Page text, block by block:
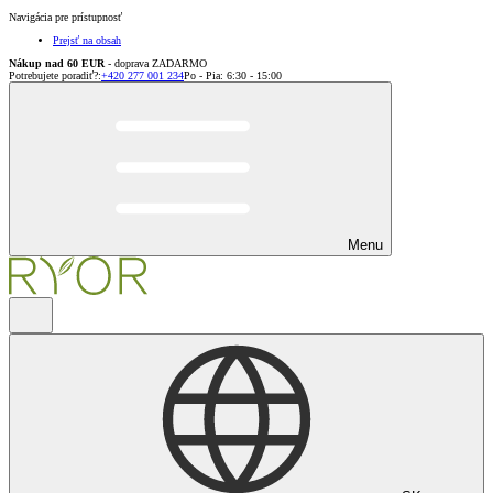
Navigácia pre prístupnosť
Prejsť na obsah
Nákup nad 60 EUR - doprava ZADARMO
Potrebujete poradiť?:+420 277 001 234Po - Pia: 6:30 - 15:00
Menu